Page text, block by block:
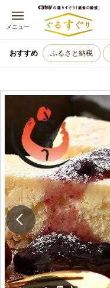
メニュー
おすすめ ふるさと納税